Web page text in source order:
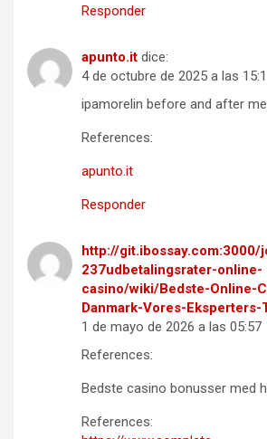
Responder
apunto.it dice:
4 de octubre de 2025 a las
ipamorelin before and after
References:
apunto.it
Responder
http://
237udbetalingsrater-online-
casino/wiki/Bedste-Online-
Danmark-Vores-Eksperters-
1 de mayo de 2026 a las 05:57
References:
Bedste casino bonusser med
References: